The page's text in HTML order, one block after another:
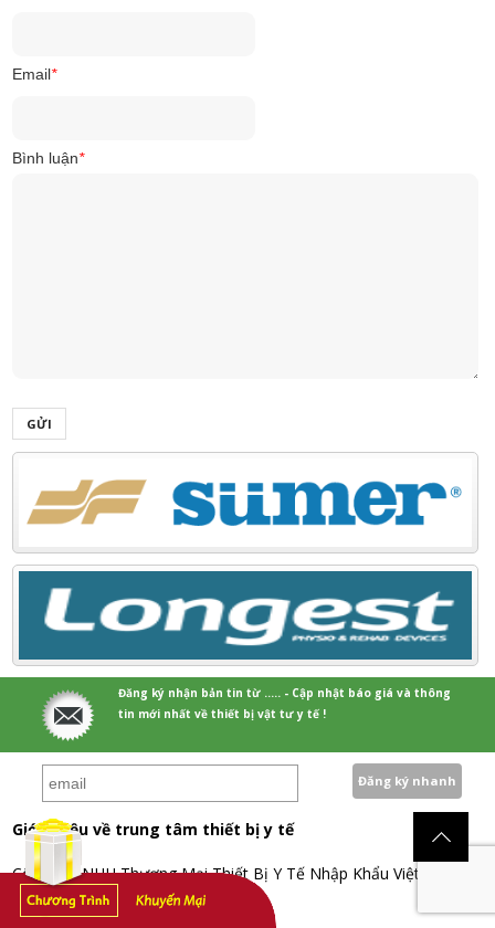
Email*
Bình luận*
GỬI
Đăng ký nhận bản tin từ ..... - Cập nhật báo giá và thông
tin mới nhất về thiết bị vật tư y tế !
Giới thiệu về trung tâm thiết bị y tế
Công ty TNHH Thương Mại Thiết Bị Y Tế Nhập Khẩu Việt Nam
Chính Sách & Quy Định